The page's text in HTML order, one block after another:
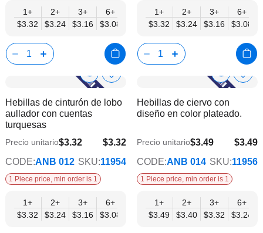
1+
$3.32
2+
$3.24
3+
$3.16
6+
$3.08
12+
$2.92
15+
$2.84
18+
$2.77
24+
$2.69
1+
$3.32
2+
$3.24
3+
$3.16
6+
$3.08
Show
Product
Info
Añadir
la
deseos
Hebillas de cinturón de lobo
aullador con cuentas
turquesas
$3.32
$2.69
Precio unitario$3.32
CODE:ANB 012 SKU:11954
1 Piece price, min order is 1
1+
$3.32
2+
$3.24
3+
$3.16
6+
$3.08
12+
$2.92
15+
$2.84
18+
$2.77
24+
$2.69
Show
Product
Info
Hebillas de ciervo con
diseño en color plateado.
$3.49
$2.82
Precio unitario$3.49
CODE:ANB 014 SKU:11956
1 Piece price, min order is 1
1+
$3.49
2+
$3.40
3+
$3.32
6+
$3.24